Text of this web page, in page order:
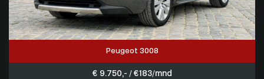
Peugeot 3008
€ 9.750,- / € 183/mnd